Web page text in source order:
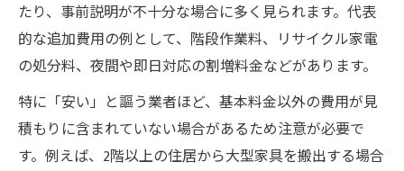
たり、事前説明が不十分な場合に多く見られます。代表
的な追加費用の例として、階段作業料、リサイクル家電
の処分料、夜間や即日対応の割増料金などがあります。
特に「安い」と謳う業者ほど、基本料金以外の費用が見
積もりに含まれていない場合があるため注意が必要で
す。例えば、2階以上の住居から大型家具を搬出する場合